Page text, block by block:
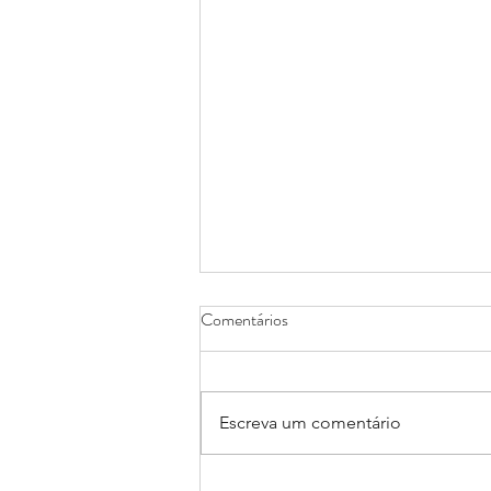
Comentários
Escreva um comentário